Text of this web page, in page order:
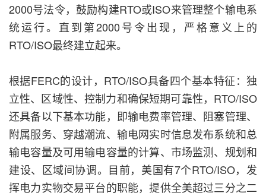
2000号法令，鼓励构建RTO或ISO来管理整个输电系
统运行。直到第2000号令出现，严格意义上的
RTO/ISO最终建立起来。
根据FERC的设计，RTO/ISO具备四个基本特征：独
立性、区域性、控制力和确保短期可靠性，RTO/ISO
还具备以下基本功能，即输电费率管理、阻塞管理、
附属服务、穿越潮流、输电网实时信息发布系统和总
输电容量及可用输电容量的计算、市场监测、规划和
建设、区域间协调。目前，美国有7个RTO/ISO，发
挥电力实物交易平台的职能，提供全美超过三分之二